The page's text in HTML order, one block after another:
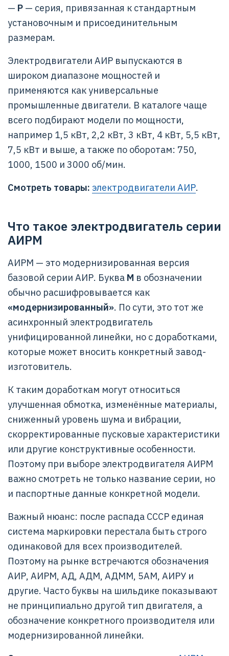
— Р — серия, привязанная к стандартным
установочным и присоединительным
размерам.
Электродвигатели АИР выпускаются в
широком диапазоне мощностей и
применяются как универсальные
промышленные двигатели. В каталоге чаще
всего подбирают модели по мощности,
например 1,5 кВт, 2,2 кВт, 3 кВт, 4 кВт, 5,5 кВт,
7,5 кВт и выше, а также по оборотам: 750,
1000, 1500 и 3000 об/мин.
Смотреть товары: электродвигатели АИР.
Что такое электродвигатель серии
АИРМ
АИРМ — это модернизированная версия
базовой серии АИР. Буква М в обозначении
обычно расшифровывается как
«модернизированный». По сути, это тот же
асинхронный электродвигатель
унифицированной линейки, но с доработками,
которые может вносить конкретный завод-
изготовитель.
К таким доработкам могут относиться
улучшенная обмотка, изменённые материалы,
сниженный уровень шума и вибрации,
скорректированные пусковые характеристики
или другие конструктивные особенности.
Поэтому при выборе электродвигателя АИРМ
важно смотреть не только название серии, но
и паспортные данные конкретной модели.
Важный нюанс: после распада СССР единая
система маркировки перестала быть строго
одинаковой для всех производителей.
Поэтому на рынке встречаются обозначения
АИР, АИРМ, АД, АДМ, АДММ, 5АМ, АИРУ и
другие. Часто буквы на шильдике показывают
не принципиально другой тип двигателя, а
обозначение конкретного производителя или
модернизированной линейки.